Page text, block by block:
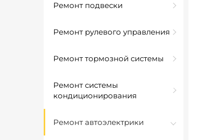
Ремонт подвески
Ремонт рулевого управления
Ремонт тормозной системы
Ремонт системы
кондиционирования
Ремонт автоэлектрики